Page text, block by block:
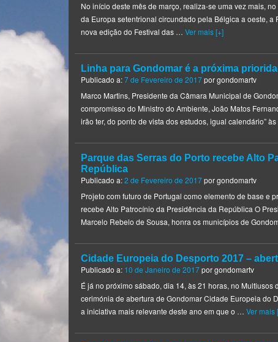
No início deste mês de março, realiza-se uma vez mais,
da Europa setentrional circundado pela Bélgica a oeste, a
nova edição do Festival das … Ver mais [+]
Linha para Gondomar é a próxima
Publicado a:7 de Fevereiro de 2017porgondomartv
Marco Martins, Presidente da Câmara Municipal de
compromisso do Ministro do Ambiente, João Matos
irão ter, do ponto de vista dos estudos, igual calendário”
Parque das Serras do Porto recebe Alto
República
Publicado a:2 de Fevereiro de 2017porgondomartv
Projeto com futuro de Portugal como elemento de base e
recebe Alto Patrocínio da Presidência da República O
Marcelo Rebelo de Sousa, honra os municípios de
Cidade Europeia do Desporto 2017 –
Publicado a: 10 de Janeiro de 2017porgondomartv
É já no próximo sábado, dia 14, às 21 horas, no Multiusos
cerimónia de abertura de Gondomar Cidade Europeia do
a iniciativa mais relevante deste ano em que o … Ver mais